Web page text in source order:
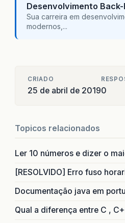
Desenvolvimento Back-
Sua carreira em
modernos,...
CRIADO
25 de abril de 20190
Topicos relacionados
Ler 10 números e dizer o
[RESOLVIDO] Erro fuso
Documentação java em
Qual a diferença entre C ,